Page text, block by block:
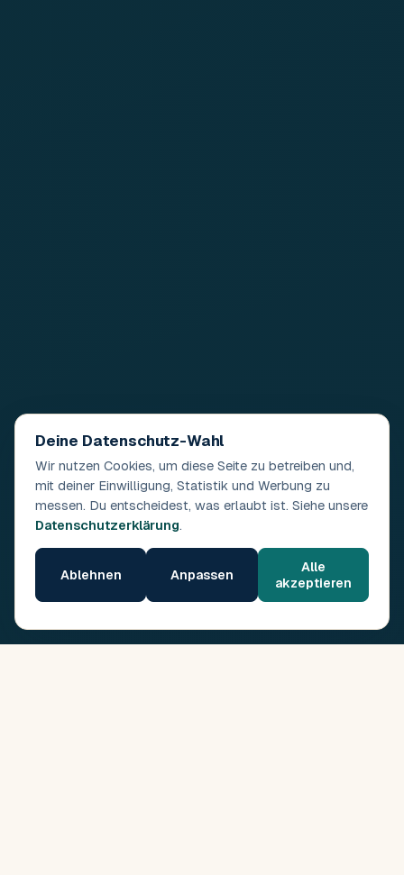
Deine Datenschutz-Wahl
Wir nutzen Cookies, um diese Seite zu betreiben und,
mit deiner Einwilligung, Statistik und Werbung zu
messen. Du entscheidest, was erlaubt ist. Siehe unsere
Datenschutzerklärung.
Ablehnen Anpassen
Alle
akzeptieren